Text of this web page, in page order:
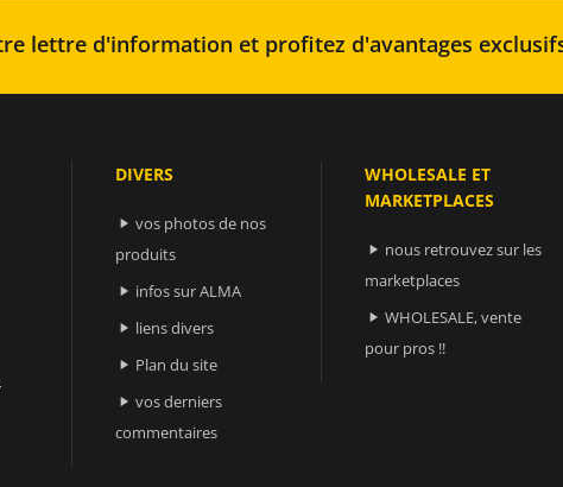
lettre d'information et profitez d'avantages
DIVERS
 vos photos de nos
produits
 infos sur ALMA
 liens divers
 Plan du site
 vos derniers
commentaires
WHOLESALE ET
MARKETPLACES
 nous retrouvez sur les
marketplaces
 WHOLESALE, vente
pour pros !!